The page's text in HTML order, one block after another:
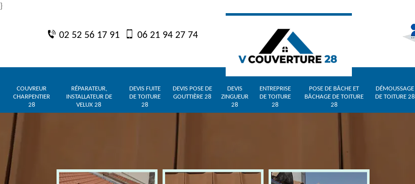
}
02 52 56 17 91 06 21 94 27 74
COUVREUR
CHARPENTIER
28
RÉPARATEUR,
INSTALLATEUR DE
VELUX 28
DEVIS FUITE
DE TOITURE
28
DEVIS POSE DE
GOUTTIÈRE 28
DEVIS
ZINGUEUR
28
ENTREPRISE
DE TOITURE
28
POSE DE BÂCHE ET
BÂCHAGE DE TOITURE
28
DÉMOUSSAGE
DE TOITURE 28